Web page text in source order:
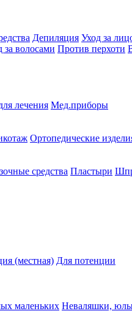
Депиляция Уход за
за волосами Против перхоти
лечения Мед.приборы
Ортопедические
средства Пластыри
(местная) Для потенции
маленьких Неваляшки,